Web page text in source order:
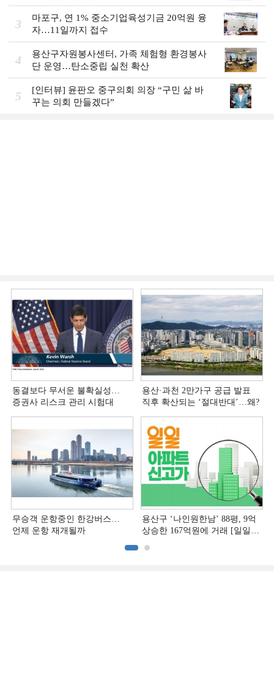
3
마포구, 연 1% 중소기업육성기금 20억원 융
자…11일까지 접수
4
용산구자원봉사센터, 가족 체험형 환경봉사
단 운영…탄소중립 실천 확산
5
[인터뷰] 윤판오 중구의회 의장 “구민 삶 바
꾸는 의회 만들겠다”
동결보다 무서운 불확실성…
증권사 리스크 관리 시험대
용산·과천 2만가구 공급 발표
직후 확산되는 ‘절대반대’…왜?
무승객 운항중인 한강버스…
언제 운항 재개될까
용산구 ‘나인원한남’ 88평, 9억
상승한 167억원에 거래 [일일